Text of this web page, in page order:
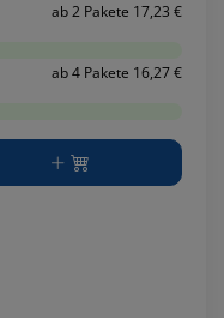
ab 2 Pakete 17,23 €
ab 4 Pakete 16,27 €